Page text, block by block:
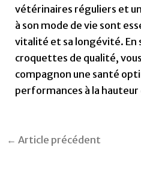
vétérinaires réguliers et
à son mode de vie sont
vitalité et sa longévité. En
croquettes de qualité,
compagnon une santé
performances à la
← Article précédent